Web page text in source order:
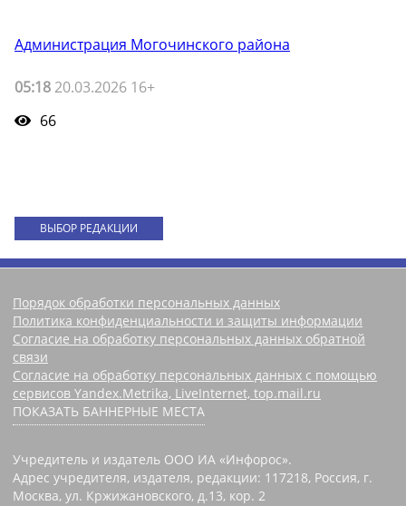
Администрация Могочинского района
05:18 20.03.2026 16+
66
ВЫБОР РЕДАКЦИИ
Порядок обработки персональных данных
Политика конфиденциальности и защиты информации
Согласие на обработку персональных данных обратной
связи
Согласие на обработку персональных данных с помощью
сервисов Yandex.Metrika, LiveInternet, top.mail.ru
ПОКАЗАТЬ БАННЕРНЫЕ МЕСТА
Учредитель и издатель ООО ИА «Инфорос».
Адрес учредителя, издателя, редакции: 117218, Россия, г.
Москва, ул. Кржижановского, д.13, кор. 2